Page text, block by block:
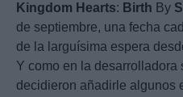
Kingdom Hearts: Birth By
de septiembre, una fecha
de la larguísima espera
Y como en la desarrolladora
decidieron añadirle algunos